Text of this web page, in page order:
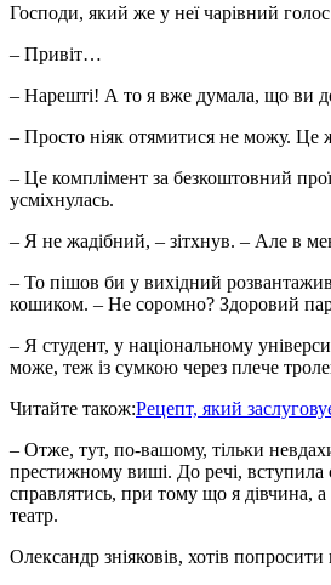
Господи, який же у неї чарівний
– Привіт…
– Нарешті! А то я вже думала, що ви
– Просто ніяк отямитися не можу. Це
– Це комплімент за безкоштовний
усміхнулась.
– Я не жадібний, – зітхнув. – Але в
– То пішов би у вихідний
кошиком. – Не соромно? Здоровий
– Я студент, у національному
може, теж із сумкою через плече
Читайте також:Рецепт, який
– Отже, тут, по-вашому, тільки
престижному виші. До речі, вступила
справлятись, при тому що я дівчина,
театр.
Олександр зніяковів, хотів